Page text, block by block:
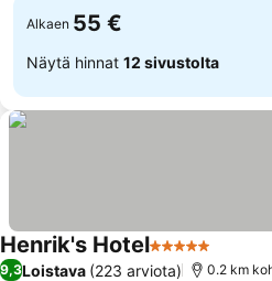
Alkaen 55 €
Näytä hinnat 12 sivustolta
Henrik's Hotel5 Tähtiluokitus
9,3Loistava (223 arviota) 0.2 km